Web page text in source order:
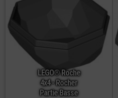
LEGO® Roche
4x4 - Rocher
Partie Basse